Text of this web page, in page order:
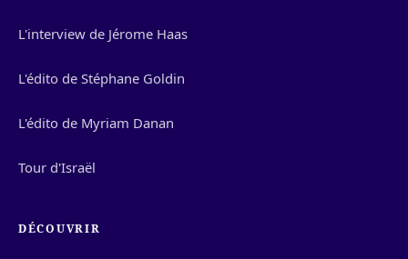
L'interview de Jérome Haas
L'édito de Stéphane Goldin
L'édito de Myriam Danan
Tour d'Israël
DÉCOUVRIR